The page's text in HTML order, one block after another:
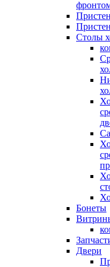
Столы
Бонеты
Двери